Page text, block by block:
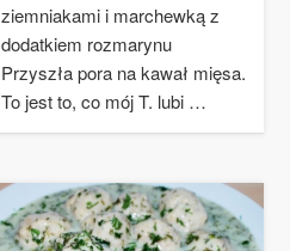
ziemniakami i marchewką z
dodatkiem rozmarynu
Przyszła pora na kawał mięsa.
To jest to, co mój T. lubi …